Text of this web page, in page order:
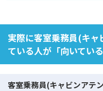
実際に客室乗務員(キ
ている人が「向いてい
客室乗務員(キャビンアテ